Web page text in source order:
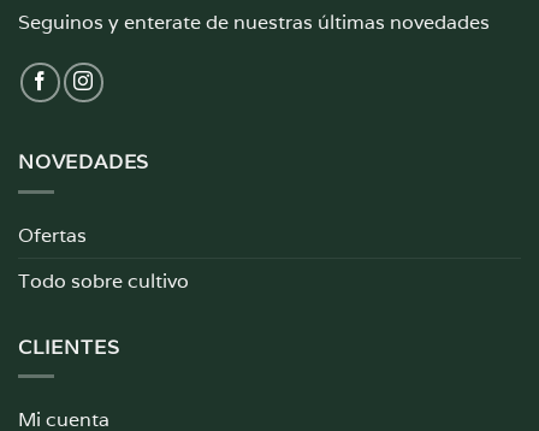
Seguinos y enterate de nuestras últimas novedades
NOVEDADES
Ofertas
Todo sobre cultivo
CLIENTES
Mi cuenta